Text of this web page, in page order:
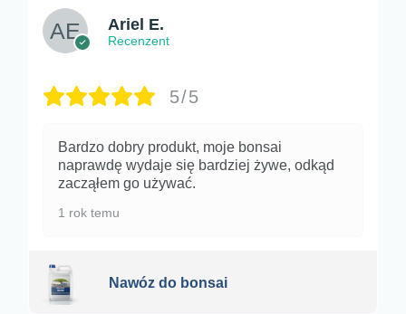
Ariel E.
Recenzent
5/5
Bardzo dobry produkt, moje bonsai
naprawdę wydaje się bardziej żywe, odkąd
zacząłem go używać.
1 rok temu
Nawóz do bonsai